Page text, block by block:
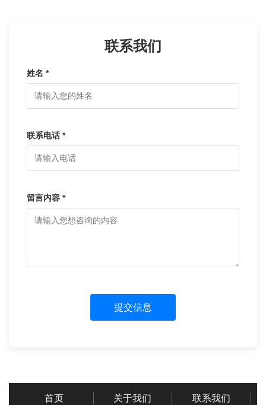
联系我们
姓名 *
联系电话 *
留言内容 *
提交信息
首页 关于我们 联系我们